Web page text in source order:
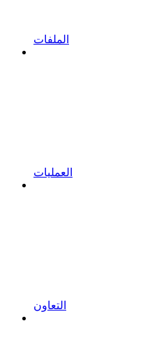
الملفات
العمليات
التعاون